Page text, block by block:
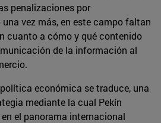
penalizaciones por
vez más, en este campo faltan
cuanto a cómo y qué contenido
de la información al
económica se traduce, una
mediante la cual Pekín
el panorama internacional